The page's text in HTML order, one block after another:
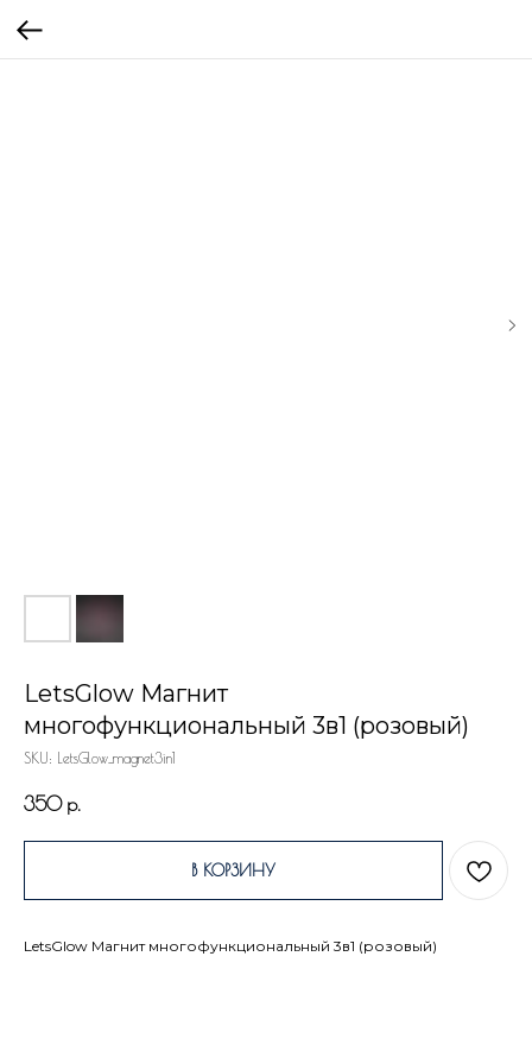
LetsGlow Магнит
многофункциональный 3в1 (розовый)
SKU: LetsGlow_magnet3in1
350 р.
В КОРЗИНУ
LetsGlow Магнит многофункциональный 3в1 (розовый)